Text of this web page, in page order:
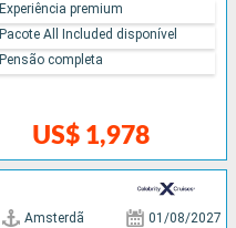
US$ 1,978
Experiência premium
Pacote All Included disponível
Pensão completa
Amsterdã 01/08/2027